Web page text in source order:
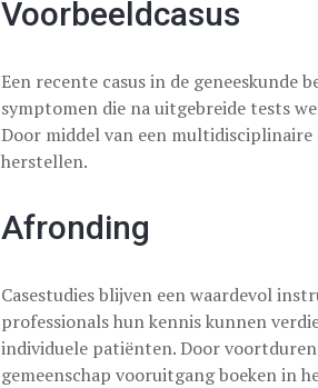
Voorbeeldcasus
Een recente casus in de
symptomen die na uitgebreide tests
Door middel van een
herstellen.
Afronding
Casestudies blijven een waardevol
professionals hun kennis kunnen
individuele patiënten. Door
gemeenschap vooruitgang boeken in